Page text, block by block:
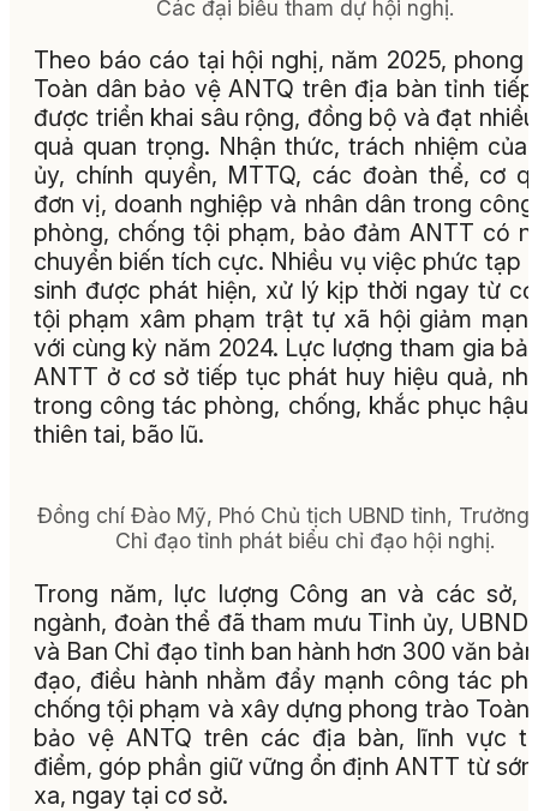
Các đại biểu tham dự hội nghị.
Theo báo cáo tại hội nghị, năm 2025, phong
Toàn dân bảo vệ ANTQ trên địa bàn tỉnh
được triển khai sâu rộng, đồng bộ và đạt
quả quan trọng. Nhận thức, trách nhiệm của
ủy, chính quyền, MTTQ, các đoàn thể, cơ
đơn vị, doanh nghiệp và nhân dân trong
phòng, chống tội phạm, bảo đảm ANTT có
chuyển biến tích cực. Nhiều vụ việc phức tạp
sinh được phát hiện, xử lý kịp thời ngay từ
tội phạm xâm phạm trật tự xã hội giảm
với cùng kỳ năm 2024. Lực lượng tham gia
ANTT ở cơ sở tiếp tục phát huy hiệu quả,
trong công tác phòng, chống, khắc phục hậu
thiên tai, bão lũ.
Đồng chí Đào Mỹ, Phó Chủ tịch UBND tỉnh, Trưởng
Chỉ đạo tỉnh phát biểu chỉ đạo hội nghị.
Trong năm, lực lượng Công an và các sở,
ngành, đoàn thể đã tham mưu Tỉnh ủy, UBND
và Ban Chỉ đạo tỉnh ban hành hơn 300 văn
đạo, điều hành nhằm đẩy mạnh công tác
chống tội phạm và xây dựng phong trào Toàn
bảo vệ ANTQ trên các địa bàn, lĩnh vực
điểm, góp phần giữ vững ổn định ANTT từ
xa, ngay tại cơ sở.